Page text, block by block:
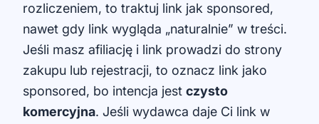
rozliczeniem, to traktuj link jak sponsored,
nawet gdy link wygląda „naturalnie” w treści.
Jeśli masz afiliację i link prowadzi do strony
zakupu lub rejestracji, to oznacz link jako
sponsored, bo intencja jest czysto
komercyjna. Jeśli wydawca daje Ci link w